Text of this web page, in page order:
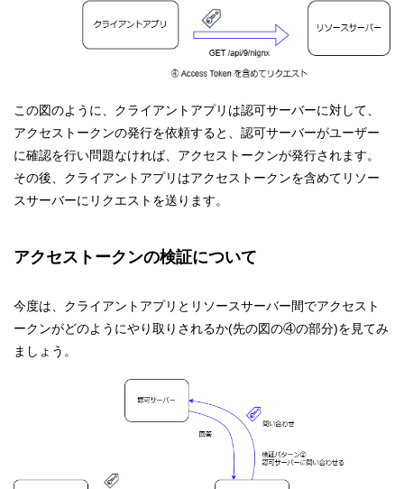
この図のように、クライアントアプリは認可サーバーに対して、
アクセストークンの発行を依頼すると、認可サーバーがユーザー
に確認を行い問題なければ、アクセストークンが発行されます。
その後、クライアントアプリはアクセストークンを含めてリソー
スサーバーにリクエストを送ります。
アクセストークンの検証について
今度は、クライアントアプリとリソースサーバー間でアクセスト
ークンがどのようにやり取りされるか(先の図の④の部分)を見てみ
ましょう。